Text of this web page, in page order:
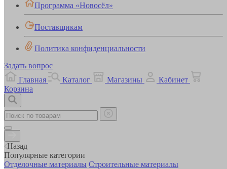
Программа «Новосёл»
Поставщикам
Политика конфиденциальности
Задать вопрос
Главная
Каталог Магазины
Кабинет
Корзина
Назад
Популярные категории
Отделочные материалы Строительные материалы